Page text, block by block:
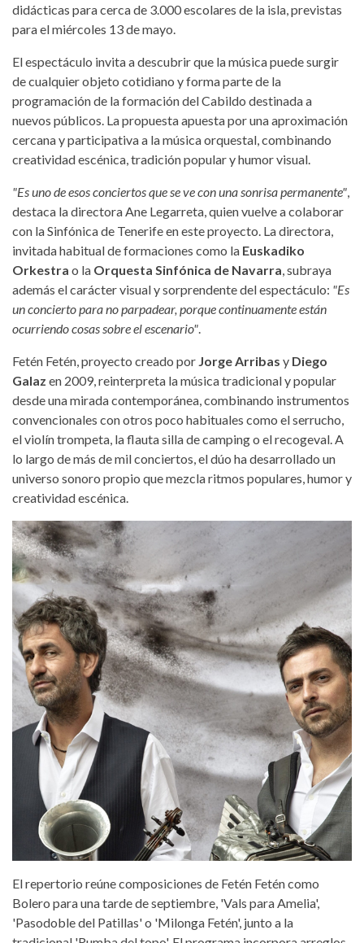
didácticas para cerca de 3.000 escolares de la isla, previstas
para el miércoles 13 de mayo.
El espectáculo invita a descubrir que la música puede surgir
de cualquier objeto cotidiano y forma parte de la
programación de la formación del Cabildo destinada a
nuevos públicos. La propuesta apuesta por una aproximación
cercana y participativa a la música orquestal, combinando
creatividad escénica, tradición popular y humor visual.
"Es uno de esos conciertos que se ve con una sonrisa permanente",
destaca la directora Ane Legarreta, quien vuelve a colaborar
con la Sinfónica de Tenerife en este proyecto. La directora,
invitada habitual de formaciones como la Euskadiko
Orkestra o la Orquesta Sinfónica de Navarra, subraya
además el carácter visual y sorprendente del espectáculo: "Es
un concierto para no parpadear, porque continuamente están
ocurriendo cosas sobre el escenario".
Fetén Fetén, proyecto creado por Jorge Arribas y Diego
Galaz en 2009, reinterpreta la música tradicional y popular
desde una mirada contemporánea, combinando instrumentos
convencionales con otros poco habituales como el serrucho,
el violín trompeta, la flauta silla de camping o el recogeval. A
lo largo de más de mil conciertos, el dúo ha desarrollado un
universo sonoro propio que mezcla ritmos populares, humor y
creatividad escénica.
feten-sinfonico.jpg
El repertorio reúne composiciones de Fetén Fetén como
Bolero para una tarde de septiembre, 'Vals para Amelia',
'Pasodoble del Patillas' o 'Milonga Fetén', junto a la